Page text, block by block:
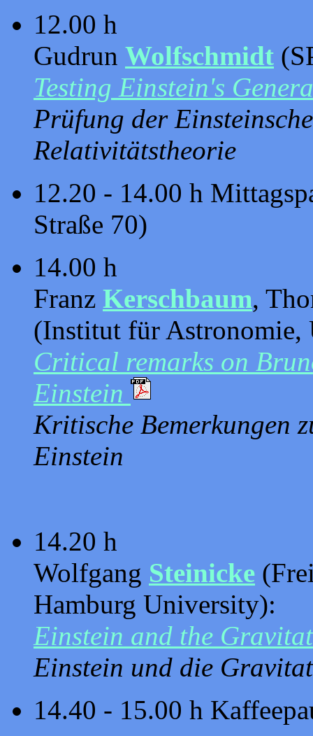
12.00 h
Gudrun Wolfschmidt
Testing Einstein's
Prüfung der
Relativitätstheorie
12.20 - 14.00 h
Straße 70)
14.00 h
Franz Kerschbaum,
(Institut für Astronomie,
Critical remarks on
Einstein
Kritische Bemerkungen
Einstein
14.20 h
Wolfgang Steinicke
Hamburg University):
Einstein and the
Einstein und die
14.40 - 15.00 h